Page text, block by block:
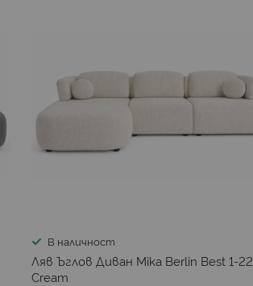
В наличност
Ляв Ъглов Диван Mika Berlin Best 1-22
Cream